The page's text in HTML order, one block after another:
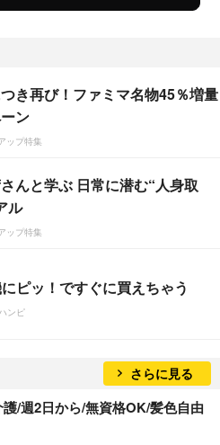
き再び！ファミマ名物45％増量
ン
ップ特集
んと学ぶ 日常に潜む“人身取
ル
ップ特集
ピッ！ですぐに買えちゃう
ンピ
さらに見る
/週2日から/無資格OK/髪色自由